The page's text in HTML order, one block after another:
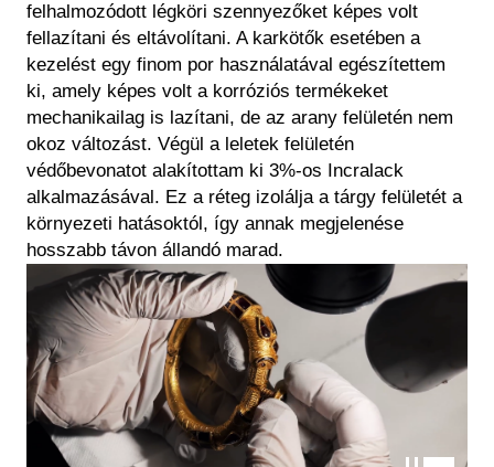
felhalmozódott légköri szennyezőket képes volt
fellazítani és eltávolítani. A karkötők esetében a
kezelést egy finom por használatával egészítettem
ki, amely képes volt a korróziós termékeket
mechanikailag is lazítani, de az arany felületén nem
okoz változást. Végül a leletek felületén
védőbevonatot alakítottam ki 3%-os Incralack
alkalmazásával. Ez a réteg izolálja a tárgy felületét a
környezeti hatásoktól, így annak megjelenése
hosszabb távon állandó marad.